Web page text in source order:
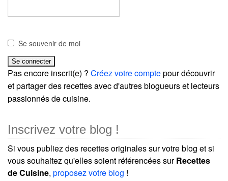
Se souvenir de moi
Pas encore inscrit(e) ? Créez votre comptepour découvrir
et partager des recettes avec d'autres blogueurs et lecteurs
passionnés de cuisine.
Inscrivez votre blog !
Si vous publiez des recettes originales sur votre blog et si
vous souhaitez qu'elles soient référencées surRecettes
de Cuisine, proposez votre blog !